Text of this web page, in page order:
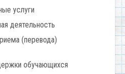
услуги
деятельность
(перевода)
обучающихся